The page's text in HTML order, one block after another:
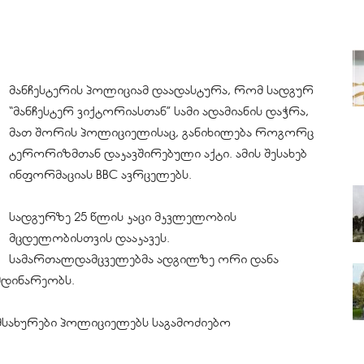
მანჩესტერის პოლიციამ დაადასტურა, რომ სადგურ
“მანჩესტერ ვიქტორიასთან” სამი ადამიანის დაჭრა,
მათ შორის პოლიციელისაც, განიხილება როგორც
ტერორიზმთან დაკავშირებული აქტი. ამის შესახებ
ინფორმაციას BBC ავრცელებს.
სადგურზე 25 წლის კაცი მკვლელობის
მცდელობისთვის დააკავეს.
სამართალდამცველებმა ადგილზე ორი დანა
პოლიციელებს საგამოძიებო